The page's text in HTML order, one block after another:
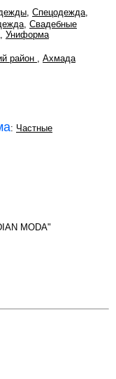
, Спецодежда,
, Свадебные
, Униформа
район , Ахмада
: Частные
MODA"